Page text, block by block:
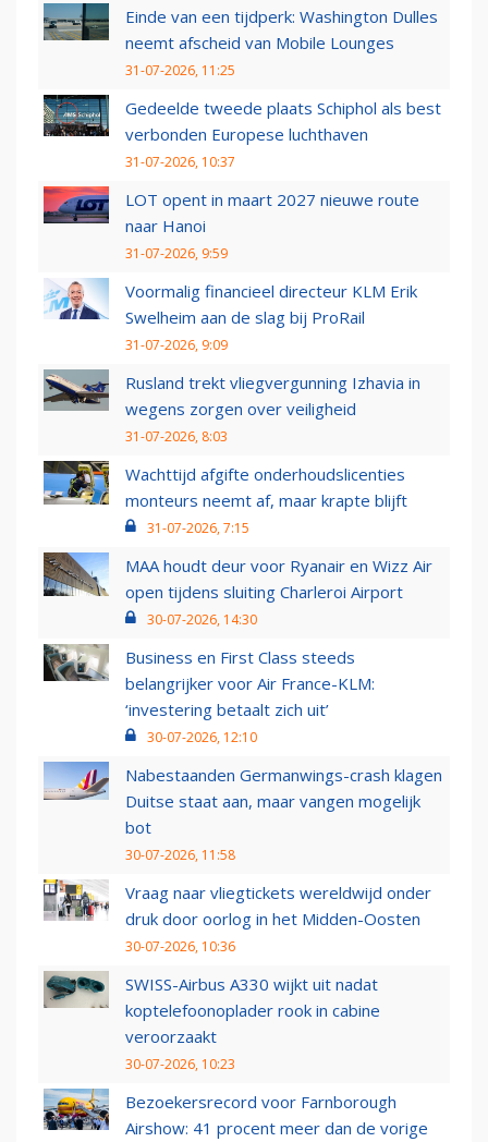
Einde van een tijdperk: Washington Dulles
neemt afscheid van Mobile Lounges
31-07-2026, 11:25
Gedeelde tweede plaats Schiphol als best
verbonden Europese luchthaven
31-07-2026, 10:37
LOT opent in maart 2027 nieuwe route
naar Hanoi
31-07-2026, 9:59
Voormalig financieel directeur KLM Erik
Swelheim aan de slag bij ProRail
31-07-2026, 9:09
Rusland trekt vliegvergunning Izhavia in
wegens zorgen over veiligheid
31-07-2026, 8:03
Wachttijd afgifte onderhoudslicenties
monteurs neemt af, maar krapte blijft
31-07-2026, 7:15
MAA houdt deur voor Ryanair en Wizz Air
open tijdens sluiting Charleroi Airport
30-07-2026, 14:30
Business en First Class steeds
belangrijker voor Air France-KLM:
‘investering betaalt zich uit’
30-07-2026, 12:10
Nabestaanden Germanwings-crash klagen
Duitse staat aan, maar vangen mogelijk
bot
30-07-2026, 11:58
Vraag naar vliegtickets wereldwijd onder
druk door oorlog in het Midden-Oosten
30-07-2026, 10:36
SWISS-Airbus A330 wijkt uit nadat
koptelefoonoplader rook in cabine
veroorzaakt
30-07-2026, 10:23
Bezoekersrecord voor Farnborough
Airshow: 41 procent meer dan de vorige